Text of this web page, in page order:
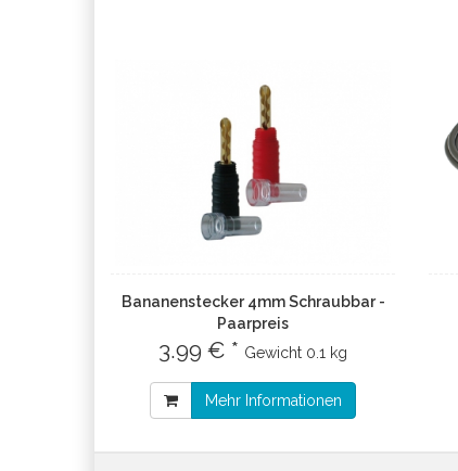
Bananenstecker 4mm Schraubbar -
Paarpreis
3.99 € * Gewicht 0.1 kg
Mehr Informationen